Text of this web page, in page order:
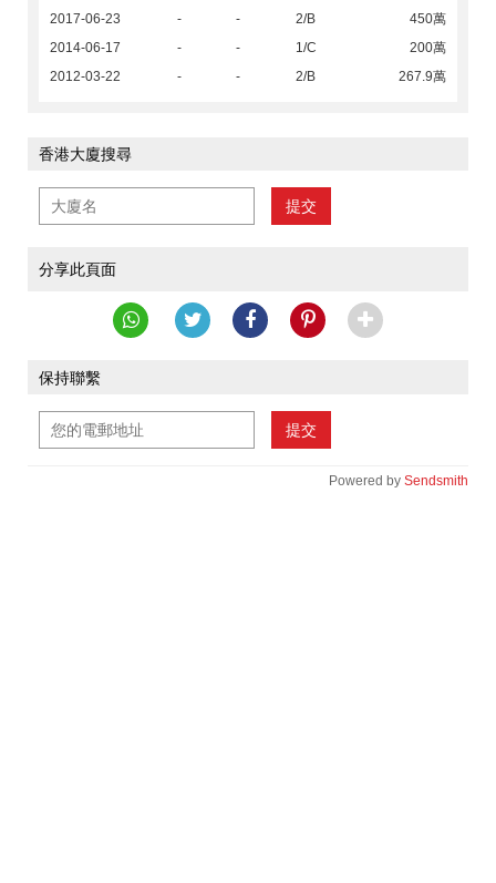
2017-06-23
- - 2/B
450萬
2014-06-17
- - 1/C
200萬
2012-03-22
- - 2/B 267.9萬
香港大廈搜尋
提交
分享此頁面
保持聯繫
提交
Powered by Sendsmith